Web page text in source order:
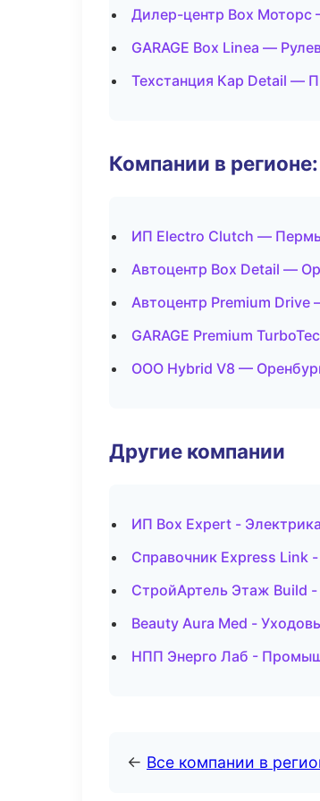
Дилер-центр Box Моторс
GARAGE Box Linea —
Техстанция Кар Detail —
Компании в
ИП Electro Clutch —
Автоцентр Box Detail —
Автоцентр Premium
GARAGE Premium
ООО Hybrid V8 —
Другие компании
ИП Box Expert -
Справочник Express Link
СтройАртель Этаж Build -
Beauty Aura Med -
НПП Энерго Лаб -
← Все компании в